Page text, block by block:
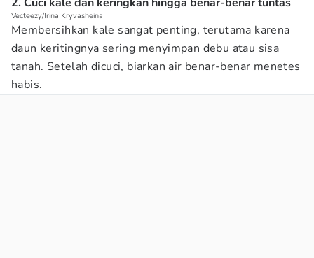
Vecteezy/Irina Kryvasheina
Membersihkan kale sangat penting, terutama karena
daun keritingnya sering menyimpan debu atau sisa
tanah. Setelah dicuci, biarkan air benar-benar menetes
habis.